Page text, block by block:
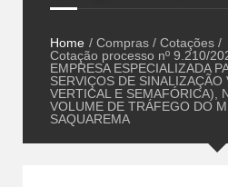
Home / Compras / Cotações /
Cotação processo nº 9.210/
EMPRESA ESPECIALIZADA
SERVIÇOS DE SINALIZAÇÃO
VERTICAL E SEMAFÓRICA),
VOLUME DE TRÁFEGO DO
SAQUAREMA